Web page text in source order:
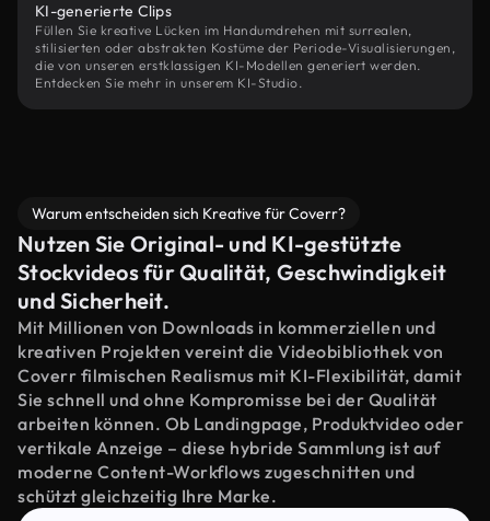
KI-generierte Clips
Füllen Sie kreative Lücken im Handumdrehen mit surrealen,
stilisierten oder abstrakten Kostüme der Periode-Visualisierungen,
die von unseren erstklassigen KI-Modellen generiert werden.
Entdecken Sie mehr in unserem KI-Studio.
Warum entscheiden sich Kreative für Coverr?
Nutzen Sie Original- und KI-gestützte
Stockvideos für Qualität, Geschwindigkeit
und Sicherheit.
Mit Millionen von Downloads in kommerziellen und
kreativen Projekten vereint die Videobibliothek von
Coverr filmischen Realismus mit KI-Flexibilität, damit
Sie schnell und ohne Kompromisse bei der Qualität
arbeiten können. Ob Landingpage, Produktvideo oder
vertikale Anzeige – diese hybride Sammlung ist auf
moderne Content-Workflows zugeschnitten und
schützt gleichzeitig Ihre Marke.